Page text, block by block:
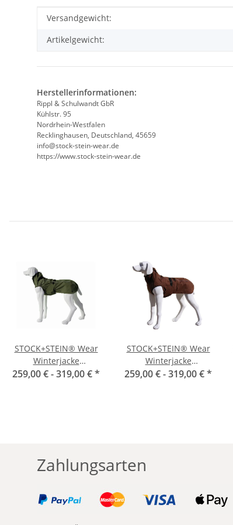
Produkteigenschaft
Wert
Versandgewicht:
Artikelgewicht:
Herstellerinformationen:
Rippl & Schulwandt GbR
Kühlstr. 95
Nordrhein-Westfalen
Recklinghausen, Deutschland, 45659
info@stock-stein-wear.de
https://www.stock-stein-wear.de
STOCK+STEIN® Wear
Winterjacke
Wintermaster Seals
259,00 € -319,00 €*
STOCK+STEIN® Wear
Winterjacke
Wintermaster
259,00 € -319,00 €*
Zahlungsarten